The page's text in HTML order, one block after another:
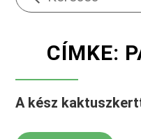
CÍMKE:
A kész